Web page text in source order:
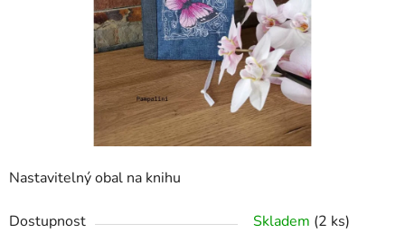
Nastavitelný obal na knihu
Dostupnost Skladem (2 ks)